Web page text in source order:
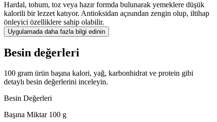
Hardal, tohum, toz veya hazır formda bulunarak yemeklere düşük
kalorili bir lezzet katıyor. Antioksidan açısından zengin olup, iltihap
önleyici özelliklere sahip olabilir.
Uygulamada daha fazla bilgi edinin
Besin değerleri
100 gram ürün başına kalori, yağ, karbonhidrat ve protein gibi
detaylı besin değerlerini inceleyin.
Besin Değerleri
Başına Miktar100 g